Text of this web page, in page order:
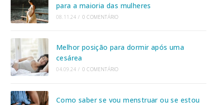
para a maioria das mulheres
08.11.24 / 0 COMENTÁRIO
Melhor posição para dormir após uma
cesárea
04.09.24 / 0 COMENTÁRIO
Como saber se vou menstruar ou se estou